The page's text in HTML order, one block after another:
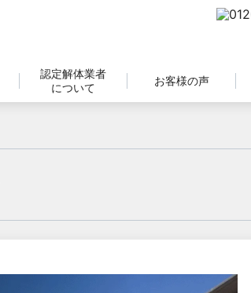
認定解体業者
について
お客様の声